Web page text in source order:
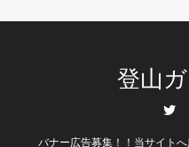
登山
バナー広告募集！！当サイト